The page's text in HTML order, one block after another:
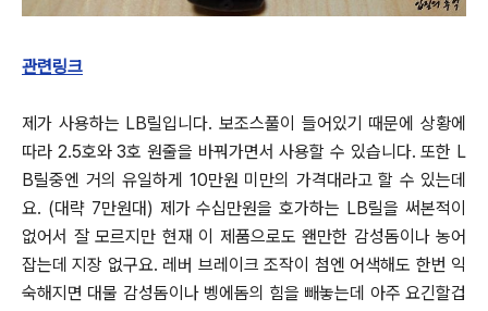
관련링크
제가 사용하는 LB릴입니다. 보조스풀이 들어있기 때문에 상황에
따라 2.5호와 3호 원줄을 바꿔가면서 사용할 수 있습니다.또한 L
B릴중엔 거의 유일하게 10만원 미만의 가격대라고 할 수 있는데
요. (대략 7만원대) 제가 수십만원을 호가하는 LB릴을 써본적이
없어서 잘 모르지만 현재 이 제품으로도 왠만한 감성돔이나 농어
잡는데 지장 없구요. 레버 브레이크 조작이 첨엔 어색해도 한번 익
숙해지면 대물 감성돔이나 벵에돔의 힘을 빼놓는데 아주 요긴할겁